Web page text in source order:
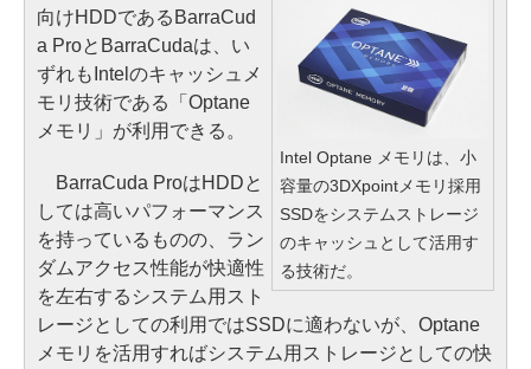
Intel Optane メモリは、小
容量の3DXpointメモリ採用
SSDをシステムストレージ
のキャッシュとして活用す
る技術だ。
向けHDDであるBarraCud
a ProとBarraCudaは、い
ずれもIntelのキャッシュメ
モリ技術である「Optane
メモリ」が利用できる。
BarraCuda ProはHDDと
しては高いパフォーマンス
を持っているものの、ラン
ダムアクセス性能が快適性
を左右するシステム用スト
レージとしての利用ではSSDに適わないが、Optane
メモリを活用すればシステム用ストレージとしての快